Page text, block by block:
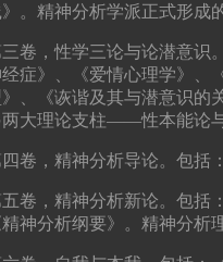
》。精神分析学派正式形
卷，性学三论与论潜意识
症》、《爱情心理学》、
、《诙谐及其与潜意识的
两大理论支柱——性本能论
卷，精神分析导论。包括
卷，精神分析新论。包括
精神分析纲要》。精神分析